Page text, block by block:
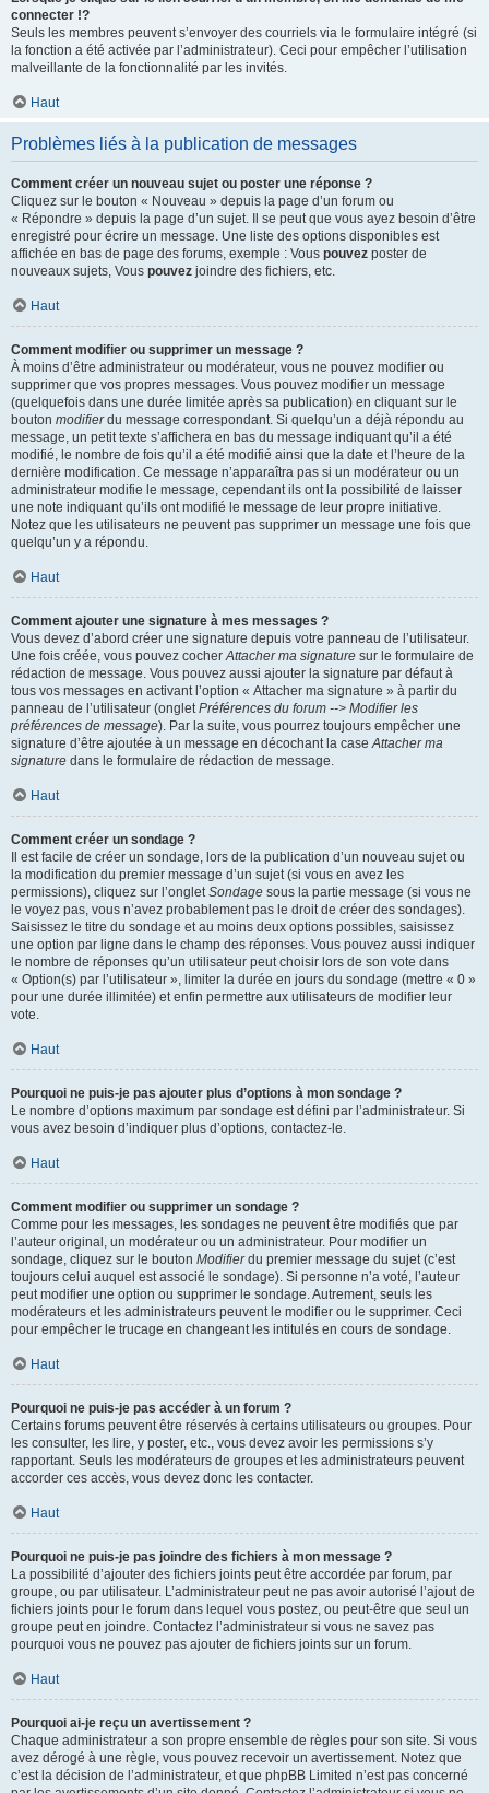
connecter !?
Seuls les membres peuvent s’envoyer des courriels via le formulaire intégré (si
la fonction a été activée par l’administrateur). Ceci pour empêcher l’utilisation
malveillante de la fonctionnalité par les invités.
Haut
Problèmes liés à la publication de messages
Comment créer un nouveau sujet ou poster une réponse ?
Cliquez sur le bouton « Nouveau » depuis la page d’un forum ou
« Répondre » depuis la page d’un sujet. Il se peut que vous ayez besoin d’être
enregistré pour écrire un message. Une liste des options disponibles est
affichée en bas de page des forums, exemple : Vous pouvez poster de
nouveaux sujets, Vous pouvez joindre des fichiers, etc.
Haut
Comment modifier ou supprimer un message ?
À moins d’être administrateur ou modérateur, vous ne pouvez modifier ou
supprimer que vos propres messages. Vous pouvez modifier un message
(quelquefois dans une durée limitée après sa publication) en cliquant sur le
bouton modifierdu message correspondant. Si quelqu’un a déjà répondu au
message, un petit texte s’affichera en bas du message indiquant qu’il a été
modifié, le nombre de fois qu’il a été modifié ainsi que la date et l’heure de la
dernière modification. Ce message n’apparaîtra pas si un modérateur ou un
administrateur modifie le message, cependant ils ont la possibilité de laisser
une note indiquant qu’ils ont modifié le message de leur propre initiative.
Notez que les utilisateurs ne peuvent pas supprimer un message une fois que
quelqu’un y a répondu.
Haut
Comment ajouter une signature à mes messages ?
Vous devez d’abord créer une signature depuis votre panneau de l’utilisateur.
Une fois créée, vous pouvez cocherAttacher ma signature sur le formulaire de
rédaction de message. Vous pouvez aussi ajouter la signature par défaut à
tous vos messages en activant l’option « Attacher ma signature » à partir du
panneau de l’utilisateur (ongletPréférences du forum --> Modifier les
préférences de message). Par la suite, vous pourrez toujours empêcher une
signature d’être ajoutée à un message en décochant la caseAttacher ma
signature dans le formulaire de rédaction de message.
Haut
Comment créer un sondage ?
Il est facile de créer un sondage, lors de la publication d’un nouveau sujet ou
la modification du premier message d’un sujet (si vous en avez les
permissions), cliquez sur l’ongletSondage sous la partie message (si vous ne
le voyez pas, vous n’avez probablement pas le droit de créer des sondages).
Saisissez le titre du sondage et au moins deux options possibles, saisissez
une option par ligne dans le champ des réponses. Vous pouvez aussi indiquer
le nombre de réponses qu’un utilisateur peut choisir lors de son vote dans
« Option(s) par l’utilisateur », limiter la durée en jours du sondage (mettre « 0 »
pour une durée illimitée) et enfin permettre aux utilisateurs de modifier leur
vote.
Haut
Pourquoi ne puis-je pas ajouter plus d’options à mon sondage ?
Le nombre d’options maximum par sondage est défini par l’administrateur. Si
vous avez besoin d’indiquer plus d’options, contactez-le.
Haut
Comment modifier ou supprimer un sondage ?
Comme pour les messages, les sondages ne peuvent être modifiés que par
l’auteur original, un modérateur ou un administrateur. Pour modifier un
sondage, cliquez sur le bouton Modifierdu premier message du sujet (c’est
toujours celui auquel est associé le sondage). Si personne n’a voté, l’auteur
peut modifier une option ou supprimer le sondage. Autrement, seuls les
modérateurs et les administrateurs peuvent le modifier ou le supprimer. Ceci
pour empêcher le trucage en changeant les intitulés en cours de sondage.
Haut
Pourquoi ne puis-je pas accéder à un forum ?
Certains forums peuvent être réservés à certains utilisateurs ou groupes. Pour
les consulter, les lire, y poster, etc., vous devez avoir les permissions s’y
rapportant. Seuls les modérateurs de groupes et les administrateurs peuvent
accorder ces accès, vous devez donc les contacter.
Haut
Pourquoi ne puis-je pas joindre des fichiers à mon message ?
La possibilité d’ajouter des fichiers joints peut être accordée par forum, par
groupe, ou par utilisateur. L’administrateur peut ne pas avoir autorisé l’ajout de
fichiers joints pour le forum dans lequel vous postez, ou peut-être que seul un
groupe peut en joindre. Contactez l’administrateur si vous ne savez pas
pourquoi vous ne pouvez pas ajouter de fichiers joints sur un forum.
Haut
Pourquoi ai-je reçu un avertissement ?
Chaque administrateur a son propre ensemble de règles pour son site. Si vous
avez dérogé à une règle, vous pouvez recevoir un avertissement. Notez que
c’est la décision de l’administrateur, et que phpBB Limited n’est pas concerné